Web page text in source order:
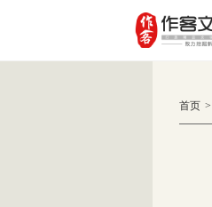
首页 >